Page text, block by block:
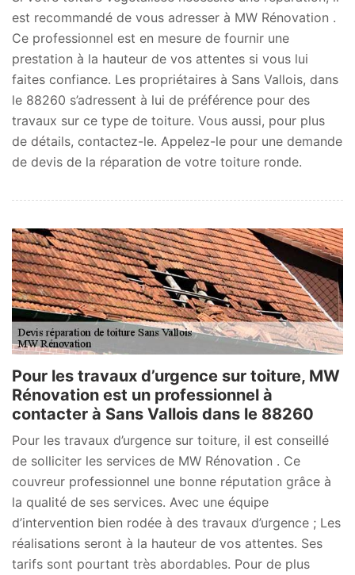
est recommandé de vous adresser à MW Rénovation .
Ce professionnel est en mesure de fournir une
prestation à la hauteur de vos attentes si vous lui
faites confiance. Les propriétaires à Sans Vallois, dans
le 88260 s’adressent à lui de préférence pour des
travaux sur ce type de toiture. Vous aussi, pour plus
de détails, contactez-le. Appelez-le pour une demande
de devis de la réparation de votre toiture ronde.
Pour les travaux d’urgence sur toiture, MW
Rénovation est un professionnel à
contacter à Sans Vallois dans le 88260
Pour les travaux d’urgence sur toiture, il est conseillé
de solliciter les services de MW Rénovation . Ce
couvreur professionnel une bonne réputation grâce à
la qualité de ses services. Avec une équipe
d’intervention bien rodée à des travaux d’urgence ; Les
réalisations seront à la hauteur de vos attentes. Ses
tarifs sont pourtant très abordables. Pour de plus